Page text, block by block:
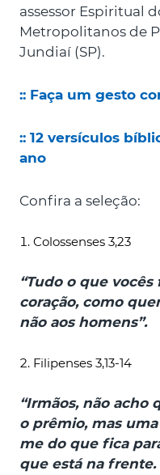
assessor Espiritual
Metropolitanos de
Jundiaí (SP).
:: Faça um gesto
:: 12 versículos
ano
Confira a seleção:
Colossenses 3,23
“Tudo o que
coração, como
não aos homens”.
Filipenses 3,13-14
“Irmãos, não acho
o prêmio, mas
me do que fica
que está na